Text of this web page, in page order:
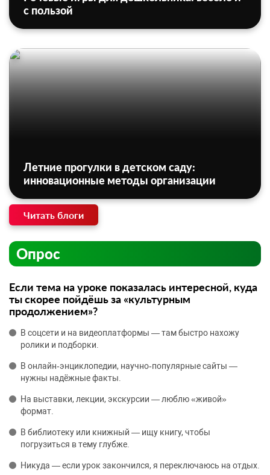
с пользой
Летние прогулки в детском саду:
инновационные методы организации
Читать блоги
Опрос
Если тема на уроке показалась интересной, куда
ты скорее пойдёшь за «культурным
продолжением»?
В соцсети и на видеоплатформы — там быстро нахожу
ролики и подборки.
В онлайн‑энциклопедии, научно‑популярные сайты —
нужны надёжные факты.
На выставки, лекции, экскурсии — люблю «живой»
формат.
В библиотеку или книжный — ищу книгу, чтобы
погрузиться в тему глубже.
Никуда — если урок закончился, я переключаюсь на отдых.